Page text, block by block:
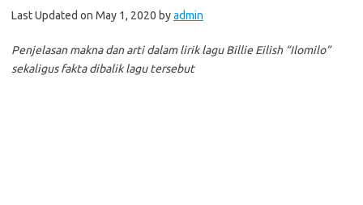
Last Updated on May 1, 2020 byadmin
Penjelasan makna dan arti dalam lirik lagu Billie Eilish “Ilomilo”
sekaligus fakta dibalik lagu tersebut